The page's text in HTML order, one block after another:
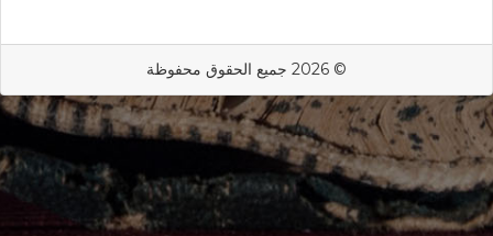
© 2026 جميع الحقوق محفوظة